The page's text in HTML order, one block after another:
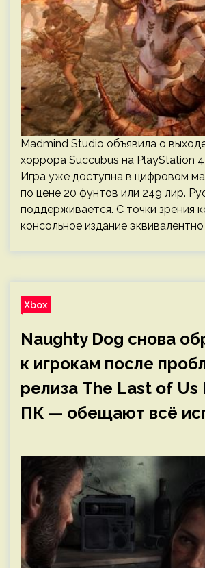
Madmind Studio объявила о
хоррора Succubus на PlayStation
Игра уже доступна в цифровом
по цене 20 фунтов или 249 лир.
поддерживается. С точки зрения
консольное издание
Xbox
Naughty Dog снова
к игрокам после
релиза The Last of Us
ПК — обещают всё